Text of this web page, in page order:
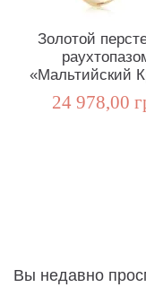
Золотой
«Мальтийский
24 978,00
Вы недавно